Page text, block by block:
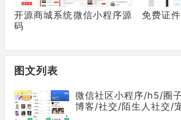
开源商城系统微信小程序源
码
免费证
图文列表
微信社区小程序/h5/圈
博客/社交/陌生人社交/